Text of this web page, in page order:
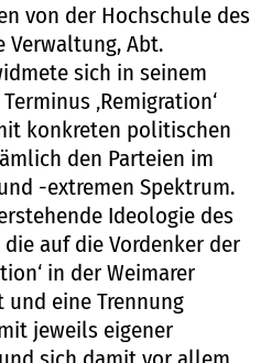
von der Hochschule des
Verwaltung, Abt.
sich in seinem
‚Remigration‘
konkreten politischen
den Parteien im
-extremen Spektrum.
Ideologie des
auf die Vordenker der
in der Weimarer
und eine Trennung
jeweils eigener